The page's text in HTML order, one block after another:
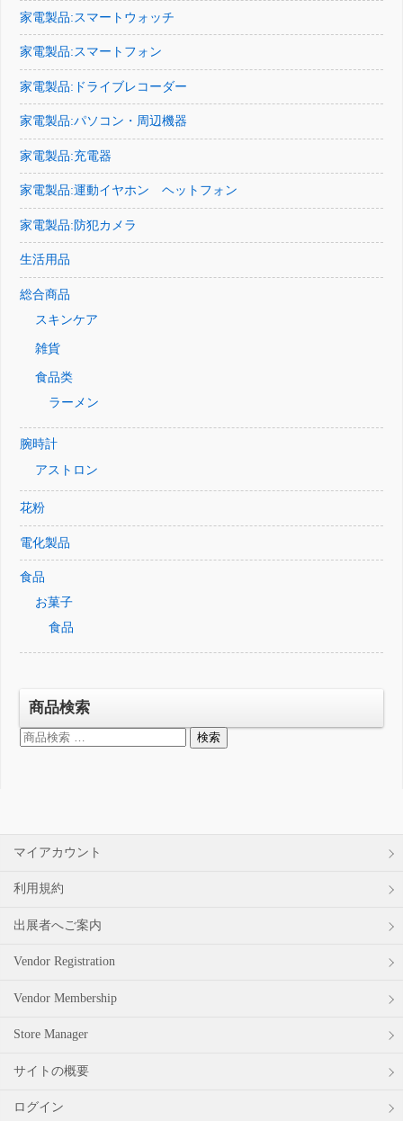
家電製品:スマートウォッチ
家電製品:スマートフォン
家電製品:ドライブレコーダー
家電製品:パソコン・周辺機器
家電製品:充電器
家電製品:運動イヤホン ヘットフォン
家電製品:防犯カメラ
生活用品
総合商品
スキンケア
雑貨
食品类
ラーメン
腕時計
アストロン
花粉
電化製品
食品
お菓子
食品
商品検索
検
検索
マイアカウント
利用規約
出展者へご案内
Vendor Registration
Vendor Membership
Store Manager
サイトの概要
ログイン